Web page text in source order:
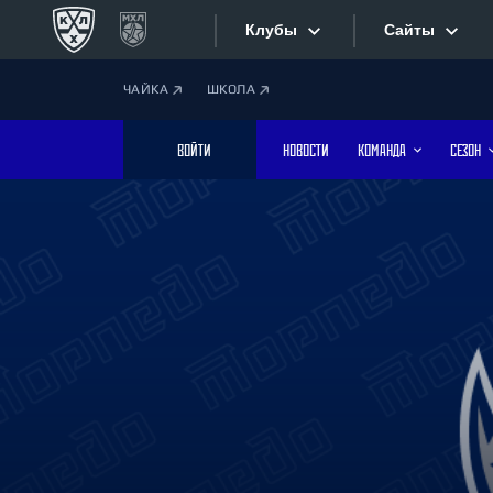
Клубы
Дивизион Боброва
Лада
Сайты
Фотобанк
ЧАЙКА ШКОЛА
ВОЙТИ НОВОСТИ КОМАНДА СЕЗОН